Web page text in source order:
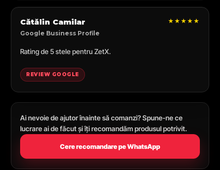
Cătălin Camilar
Google Business Profile
★★★★★
Rating de 5 stele pentru ZetX.
REVIEW GOOGLE
Ai nevoie de ajutor înainte să comanzi? Spune-ne ce
lucrare ai de făcut și îți recomandăm produsul potrivit.
Cere recomandare pe WhatsApp